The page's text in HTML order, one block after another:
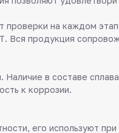
на каждом
Вся продукция
в составе
к коррозии.
его используют